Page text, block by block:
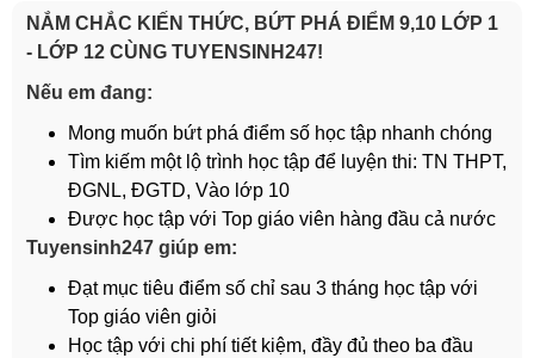
NẮM CHẮC KIẾN THỨC, BỨT PHÁ ĐIỂM 9,10 LỚP 1
- LỚP 12 CÙNG TUYENSINH247!
Nếu em đang:
Mong muốn bứt phá điểm số học tập nhanh chóng
Tìm kiếm một lộ trình học tập để luyện thi: TN THPT,
ĐGNL, ĐGTD, Vào lớp 10
Được học tập với Top giáo viên hàng đầu cả nước
Tuyensinh247 giúp em:
Đạt mục tiêu điểm số chỉ sau 3 tháng học tập với
Top giáo viên giỏi
Học tập với chi phí tiết kiệm, đầy đủ theo ba đầu